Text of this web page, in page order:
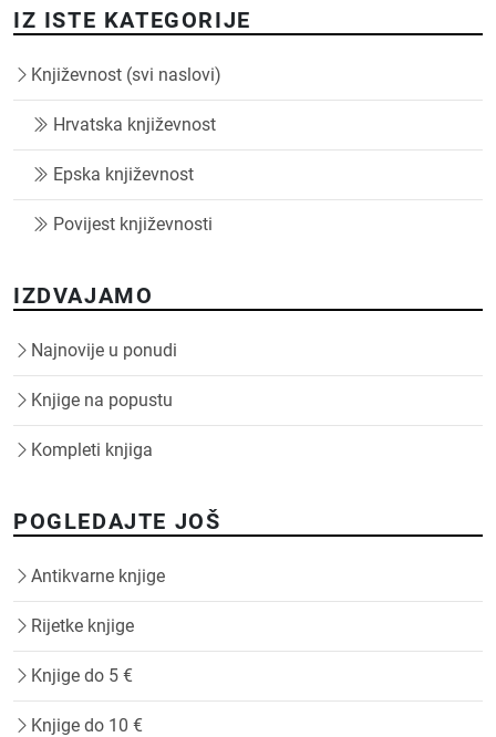
IZ ISTE KATEGORIJE
Književnost (svi naslovi)
Hrvatska književnost
Epska književnost
Povijest književnosti
IZDVAJAMO
Najnovije u ponudi
Knjige na popustu
Kompleti knjiga
POGLEDAJTE JOŠ
Antikvarne knjige
Rijetke knjige
Knjige do 5 €
Knjige do 10 €